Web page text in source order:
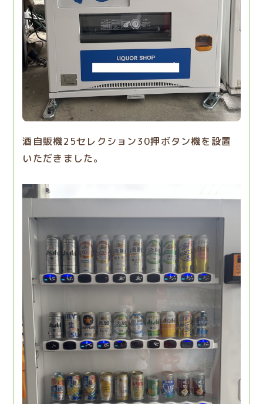
酒自販機25セレクション30押ボタン機を設置
いただきました。